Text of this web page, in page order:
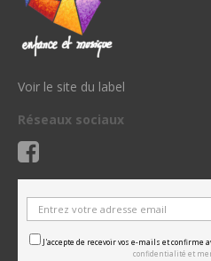
Voir le site du label
Réseaux sociaux
J'accepte de recevoir vos e-mails et confirme
confidentialité et